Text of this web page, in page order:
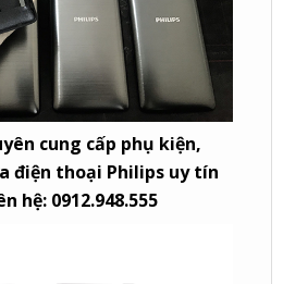
cung cấp phụ kiện,
điện thoại Philips uy tín
hệ: 0912.948.555